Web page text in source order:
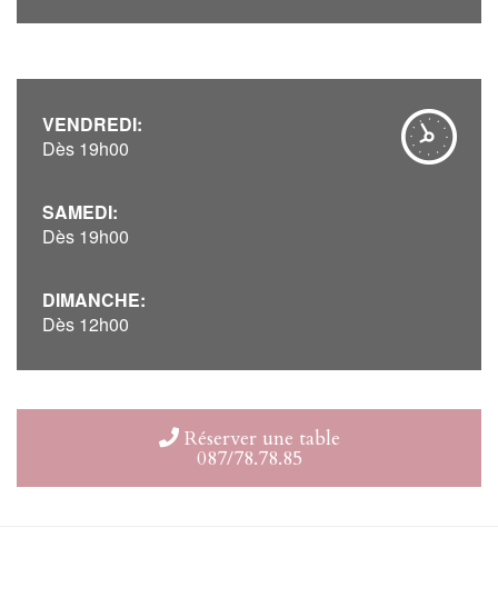
VENDREDI:
Dès 19h00
SAMEDI:
Dès 19h00
DIMANCHE:
Dès 12h00
Réserver une table
087/78.78.85